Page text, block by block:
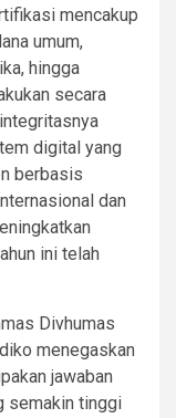
mencakup
umum,
hingga
secara
digital yang
berbasis
dan
ini telah
Divhumas
menegaskan
jawaban
semakin tinggi